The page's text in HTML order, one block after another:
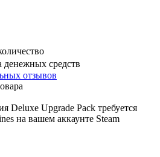
денежных средств
отзывов
Deluxe Upgrade Pack требуется
на вашем аккаунте Steam